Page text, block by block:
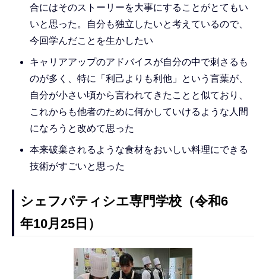
合にはそのストーリーを大事にすることがとてもい
いと思った。自分も独立したいと考えているので、
今回学んだことを生かしたい
キャリアアップのアドバイスが自分の中で刺さるも
のが多く、特に「利己よりも利他」という言葉が、
自分が小さい頃から言われてきたことと似ており、
これからも他者のために何かしていけるような人間
になろうと改めて思った
本来破棄されるような食材をおいしい料理にできる
技術がすごいと思った
シェフパティシエ専門学校（令和6
年10月25日）